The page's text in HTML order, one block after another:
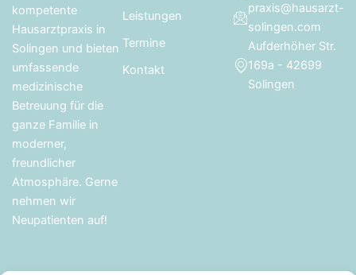
kompetente
Hausarztpraxis in
Solingen und bieten
umfassende
medizinische
Betreuung für die
ganze Familie in
moderner,
freundlicher
Atmosphäre. Gerne
nehmen wir
Neupatienten auf!
Leistungen
Termine
Kontakt
praxis@hausarzt-
solingen.com
Aufderhöher Str.
169a - 42699
Solingen